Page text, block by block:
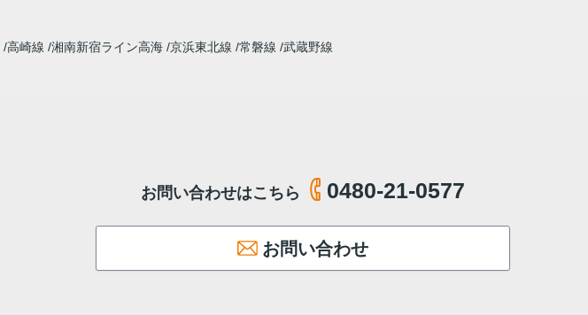
高崎線 湘南新宿ライン高海 京浜東北線 常磐線 武蔵野線
お問い合わせはこちら 0480-21-0577
お問い合わせ